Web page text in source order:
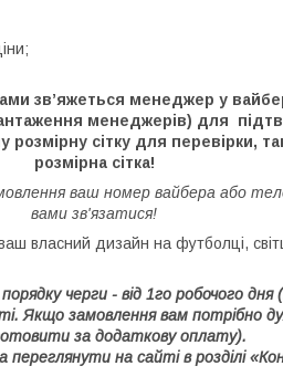
зв’яжеться менеджер у
менеджерів) для
сітку для перевірки,
розмірна сітка!
ваш номер вайбера або
вами зв'язатися!
власний дизайн на футболці,
черги - від 1го робочого
Якщо замовлення вам потрібно
за додаткову оплату).
на сайті в розділі